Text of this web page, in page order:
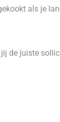
als je
de juiste